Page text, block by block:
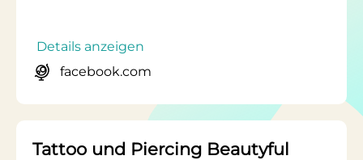
Details anzeigen
facebook.com
Tattoo und Piercing Beautyful